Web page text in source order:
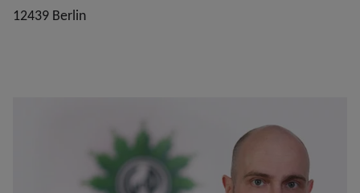
12439 Berlin